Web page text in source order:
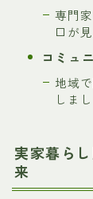
専門
口が
コミュ
地域
しま
実家暮ら
来